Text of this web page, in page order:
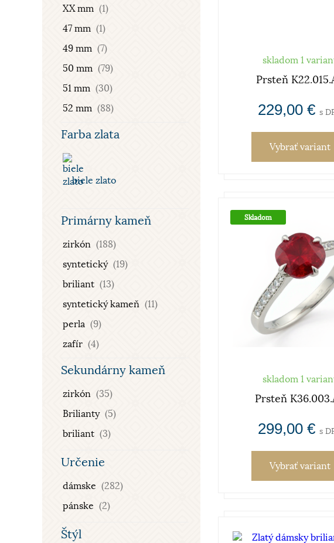
XX mm (1)
47 mm (1)
49 mm (7)
50 mm (79)
51 mm (30)
52 mm (88)
53 mm
(49)
55 mm
56 mm
58 mm (88)
59 mm (10)
60 mm (74)
61 mm (1)
62 mm (70)
63 mm (2)
65 mm (4)
67 mm (1)
71 mm
(1)
Farba zlata
biele zlato
Primárny kameň
zirkón (188)
syntetický (19)
briliant (13)
syntetický kameň (11)
perla (9)
zafír (4)
brilianty (1)
Opál doublet
Sekundárny kameň
zirkón (35)
Brilianty (5)
briliant (3)
Určenie
dámske (282)
pánske (2)
Štýl
skladom 1
Prsteň
229,00 € s
Vybrať variant
Skladom
skladom 1
Prsteň
299,00 € s
Vybrať variant